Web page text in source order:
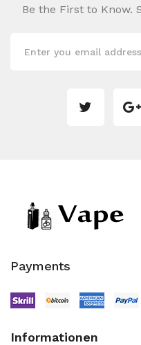
Be the First to Know.
Payments
Informationen